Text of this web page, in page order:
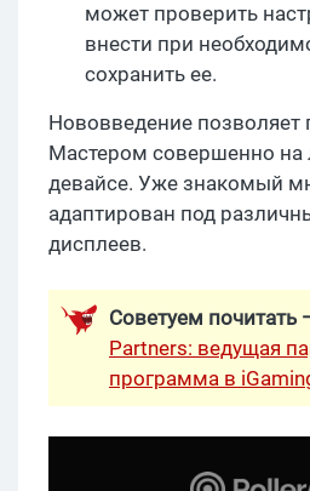
может проверить
внести при
сохранить ее.
Нововведение позволяет
Мастером совершенно
девайсе. Уже знакомый
адаптирован под
дисплеев.
Советуем почитать
Partners: ведущая
программа в